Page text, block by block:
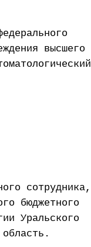
высшего
сотрудника,
бюджетного
Уральского